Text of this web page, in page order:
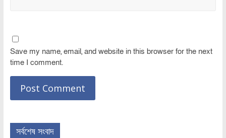
Save my name, email, and website in this browser for the next
time I comment.
সর্বশেষ সংবাদ